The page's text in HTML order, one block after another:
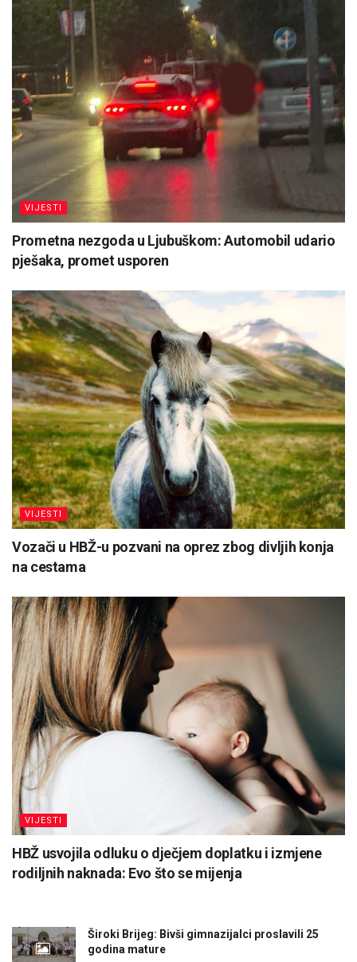
VIJESTI
Prometna nezgoda u Ljubuškom: Automobil udario
pješaka, promet usporen
VIJESTI
Vozači u HBŽ-u pozvani na oprez zbog divljih konja
na cestama
VIJESTI
HBŽ usvojila odluku o dječjem doplatku i izmjene
rodiljnih naknada: Evo što se mijenja
Široki Brijeg: Bivši gimnazijalci proslavili 25
godina mature